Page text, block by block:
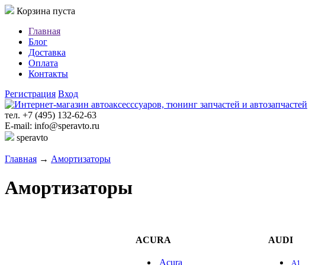
Корзина пуста
Главная
Блог
Доставка
Оплата
Контакты
Регистрация Вход
тел. +7 (495) 132-62-63
E-mail: info@speravto.ru
speravto
Главная → Амортизаторы
Амортизаторы
ACURA AUDI
Acura A1